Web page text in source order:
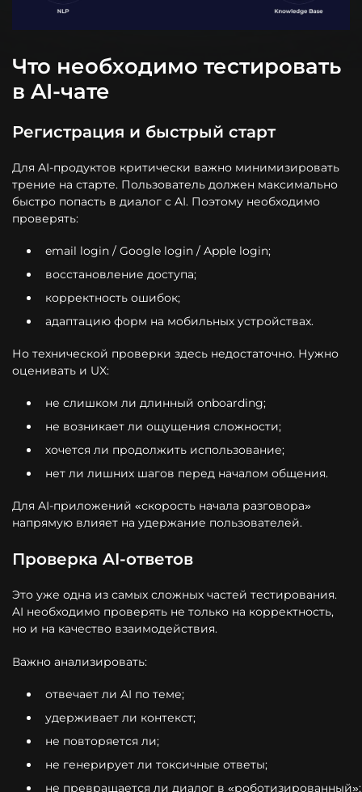
Что необходимо тестировать
в AI-чате
Регистрация и быстрый старт
Для AI-продуктов критически важно минимизировать
трение на старте. Пользователь должен максимально
быстро попасть в диалог с AI. Поэтому необходимо
проверять:
email login / Google login / Apple login;
восстановление доступа;
корректность ошибок;
адаптацию форм на мобильных устройствах.
Но технической проверки здесь недостаточно. Нужно
оценивать и UX:
не слишком ли длинный onboarding;
не возникает ли ощущения сложности;
хочется ли продолжить использование;
нет ли лишних шагов перед началом общения.
Для AI-приложений «скорость начала разговора»
напрямую влияет на удержание пользователей.
Проверка AI-ответов
Это уже одна из самых сложных частей тестирования.
AI необходимо проверять не только на корректность,
но и на качество взаимодействия.
Важно анализировать:
отвечает ли AI по теме;
удерживает ли контекст;
не повторяется ли;
не генерирует ли токсичные ответы;
не превращается ли диалог в «роботизированный»;